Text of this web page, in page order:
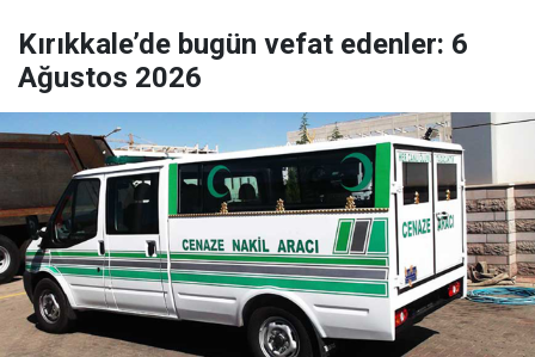
Kırıkkale’de bugün vefat edenler: 6
Ağustos 2026